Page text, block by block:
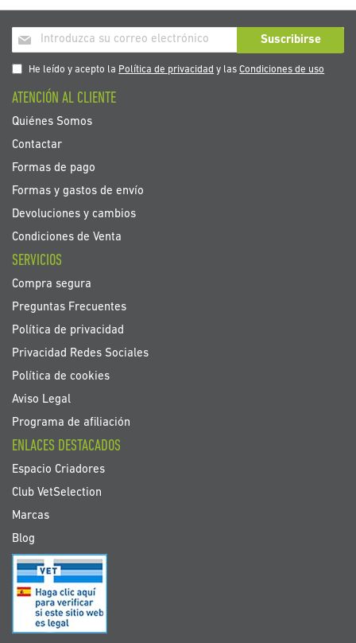
Inscríbase
a
nuestro
de
noticias:
Suscribirse
He leído y acepto la Política de privacidad y lasCondiciones de uso
ATENCIÓN AL CLIENTE
Quiénes Somos
Contactar
Formas de pago
Formas y gastos de envío
Devoluciones y cambios
Condiciones de Venta
SERVICIOS
Compra segura
Preguntas Frecuentes
Política de privacidad
Privacidad Redes Sociales
Política de cookies
Aviso Legal
Programa de afiliación
ENLACES DESTACADOS
Espacio Criadores
Club VetSelection
Marcas
Blog